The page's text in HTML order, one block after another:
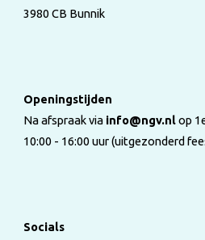
3980 CB Bunnik
Openingstijden
Na afspraak via info@ngv.nlop
10:00 - 16:00 uur (uitgezonderd
Socials